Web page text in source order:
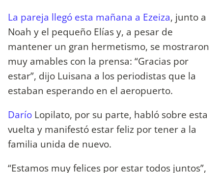
La pareja llegó esta mañana a Ezeiza, junto a
Noah y el pequeño Elías y, a pesar de
mantener un gran hermetismo, se mostraron
muy amables con la prensa: “Gracias por
estar”, dijo Luisana a los periodistas que la
estaban esperando en el aeropuerto.
Darío Lopilato, por su parte, habló sobre esta
vuelta y manifestó estar feliz por tener a la
familia unida de nuevo.
“Estamos muy felices por estar todos juntos”,